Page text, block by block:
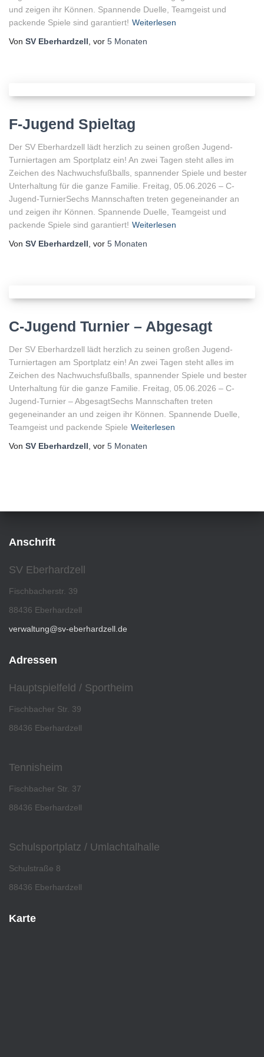
und zeigen ihr Können. Spannende Duelle, Teamgeist und
packende Spiele sind garantiert! Weiterlesen
Von SV Eberhardzell , vor 5 Monaten
F-Jugend Spieltag
Der SV Eberhardzell lädt herzlich zu seinen großen Jugend-
Turniertagen am Sportplatz ein! An zwei Tagen steht alles im
Zeichen des Nachwuchsfußballs, spannender Spiele und bester
Unterhaltung für die ganze Familie. Freitag, 05.06.2026 – C-
Jugend-TurnierSechs Mannschaften treten gegeneinander an
und zeigen ihr Können. Spannende Duelle, Teamgeist und
packende Spiele sind garantiert! Weiterlesen
Von SV Eberhardzell , vor 5 Monaten
C-Jugend Turnier – Abgesagt
Der SV Eberhardzell lädt herzlich zu seinen großen Jugend-
Turniertagen am Sportplatz ein! An zwei Tagen steht alles im
Zeichen des Nachwuchsfußballs, spannender Spiele und bester
Unterhaltung für die ganze Familie. Freitag, 05.06.2026 – C-
Jugend-Turnier – AbgesagtSechs Mannschaften treten
gegeneinander an und zeigen ihr Können. Spannende Duelle,
Teamgeist und packende Spiele Weiterlesen
Von SV Eberhardzell , vor 5 Monaten
Anschrift
SV Eberhardzell
Fischbacherstr. 39
88436 Eberhardzell
verwaltung@sv-eberhardzell.de
Adressen
Hauptspielfeld / Sportheim
Fischbacher Str. 39
88436 Eberhardzell
Tennisheim
Fischbacher Str. 37
88436 Eberhardzell
Schulsportplatz / Umlachtalhalle
Schulstraße 8
88436 Eberhardzell
Karte